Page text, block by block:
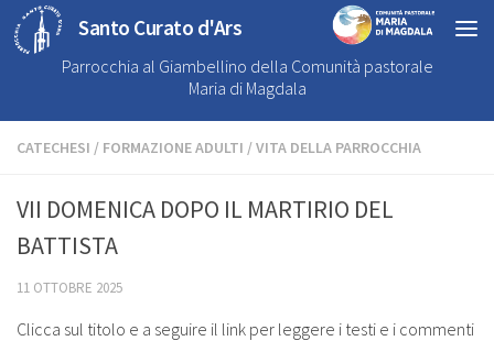
Santo Curato d'Ars
Parrocchia al Giambellino della Comunità pastorale
Maria di Magdala
CATECHESI / FORMAZIONE ADULTI /VITA DELLA PARROCCHIA
VII DOMENICA DOPO IL MARTIRIO DEL
BATTISTA
11 OTTOBRE 2025
Clicca sul titolo e a seguire il link per leggere i testi e i commenti